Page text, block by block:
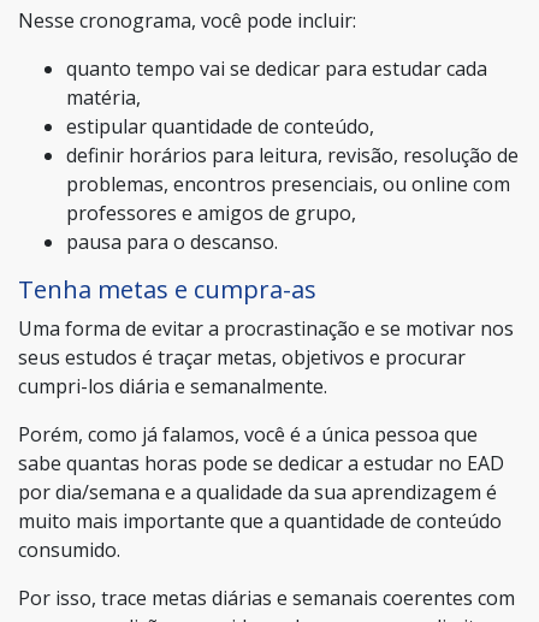
Nesse cronograma, você pode incluir:
quanto tempo vai se dedicar para estudar cada
matéria,
estipular quantidade de conteúdo,
definir horários para leitura, revisão, resolução de
problemas, encontros presenciais, ou online com
professores e amigos de grupo,
pausa para o descanso.
Tenha metas e cumpra-as
Uma forma de evitar a procrastinação e se motivar nos
seus estudos é traçar metas, objetivos e procurar
cumpri-los diária e semanalmente.
Porém, como já falamos, você é a única pessoa que
sabe quantas horas pode se dedicar a estudar no EAD
por dia/semana e a qualidade da sua aprendizagem é
muito mais importante que a quantidade de conteúdo
consumido.
Por isso, trace metas diárias e semanais coerentes com